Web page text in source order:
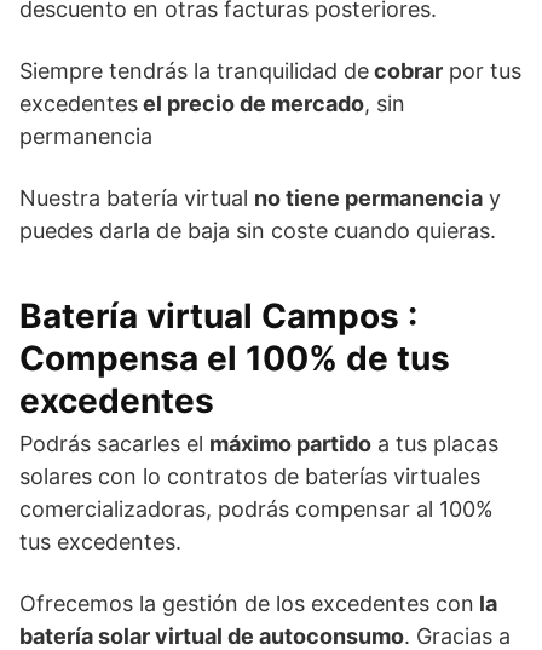
descuento en otras facturas posteriores.
Siempre tendrás la tranquilidad decobrar por tus
excedentesel precio de mercado, sin
permanencia
Nuestra batería virtual no tiene permanencia y
puedes darla de baja sin coste cuando quieras.
Batería virtual Campos :
Compensa el 100% de tus
excedentes
Podrás sacarles el máximo partido a tus placas
solares con lo contratos de baterías virtuales
comercializadoras, podrás compensar al 100%
tus excedentes.
Ofrecemos la gestión de los excedentes con la
batería solar virtual de autoconsumo. Gracias a